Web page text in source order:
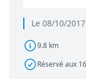
Le 08/10/
9.8 km
Réservé aux